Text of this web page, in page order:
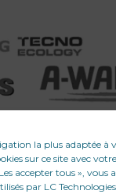
la plus adaptée à
sur ce site avec
accepter tous », vous
par LC